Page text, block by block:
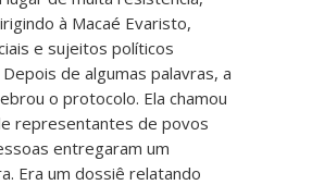
à Macaé Evaristo,
e sujeitos políticos
de algumas palavras, a
o protocolo. Ela chamou
representantes de povos
entregaram um
Era um dossiê relatando